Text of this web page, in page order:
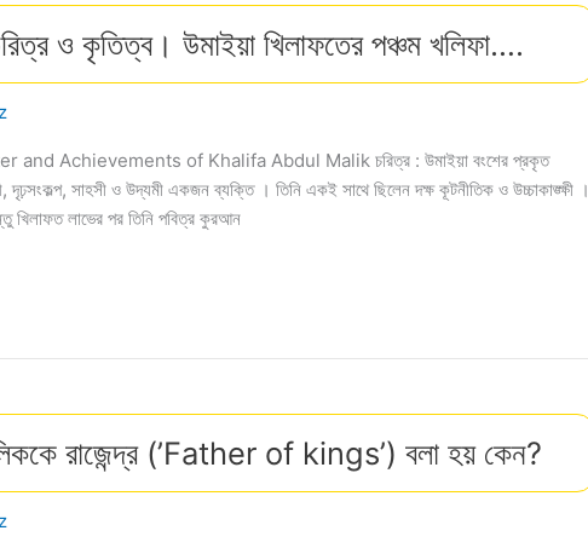
ও কৃতিত্ব। উমাইয়া খিলাফতের পঞ্চম খলিফা….
and Achievements of Khalifa Abdul Malik চরিত্র : উমাইয়া বংশের প্রকৃত
দৃঢ়সংকল্প, সাহসী ও উদ্যমী একজন ব্যক্তি । তিনি একই সাথে ছিলেন দক্ষ কূটনীতিক ও উচ্চাকাঙ্ক্ষী ।
খিলাফত লাভের পর তিনি পবিত্র কুরআন
রাজেন্দ্র (’Father of kings’) বলা হয় কেন?